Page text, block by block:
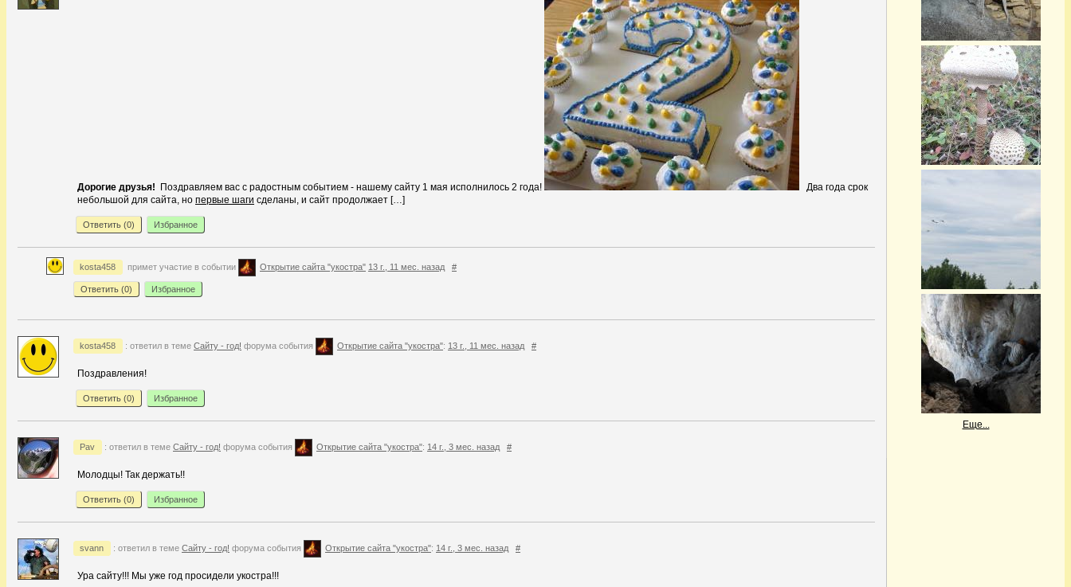
Дорогие друзья! Поздравляем вас с радостным событием - нашему сайту 1 мая исполнилось 2 года!
Два года срок
небольшой для сайта, но первые шаги сделаны, и сайт продолжает […]
Ответить (0) Избранное
kosta458 примет участие в событии Открытие сайта "укостра" 13 г., 11 мес. назад #
Ответить (0) Избранное
kosta458 : ответил в теме Сайту - год! форума события Открытие сайта "укостра": 13 г., 11 мес. назад #
Поздравления!
Ответить (0) Избранное
Pav : ответил в теме Сайту - год! форума события Открытие сайта "укостра": 14 г., 3 мес. назад #
Молодцы! Так держать!!
Ответить (0) Избранное
svann : ответил в теме Сайту - год! форума события Открытие сайта "укостра": 14 г., 3 мес. назад #
Ура сайту!!! Мы уже год просидели укостра!!!
Еще...